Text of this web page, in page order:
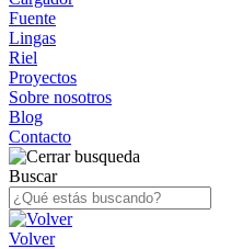
Fuente
Lingas
Riel
Proyectos
Sobre nosotros
Blog
Contacto
Buscar
Volver